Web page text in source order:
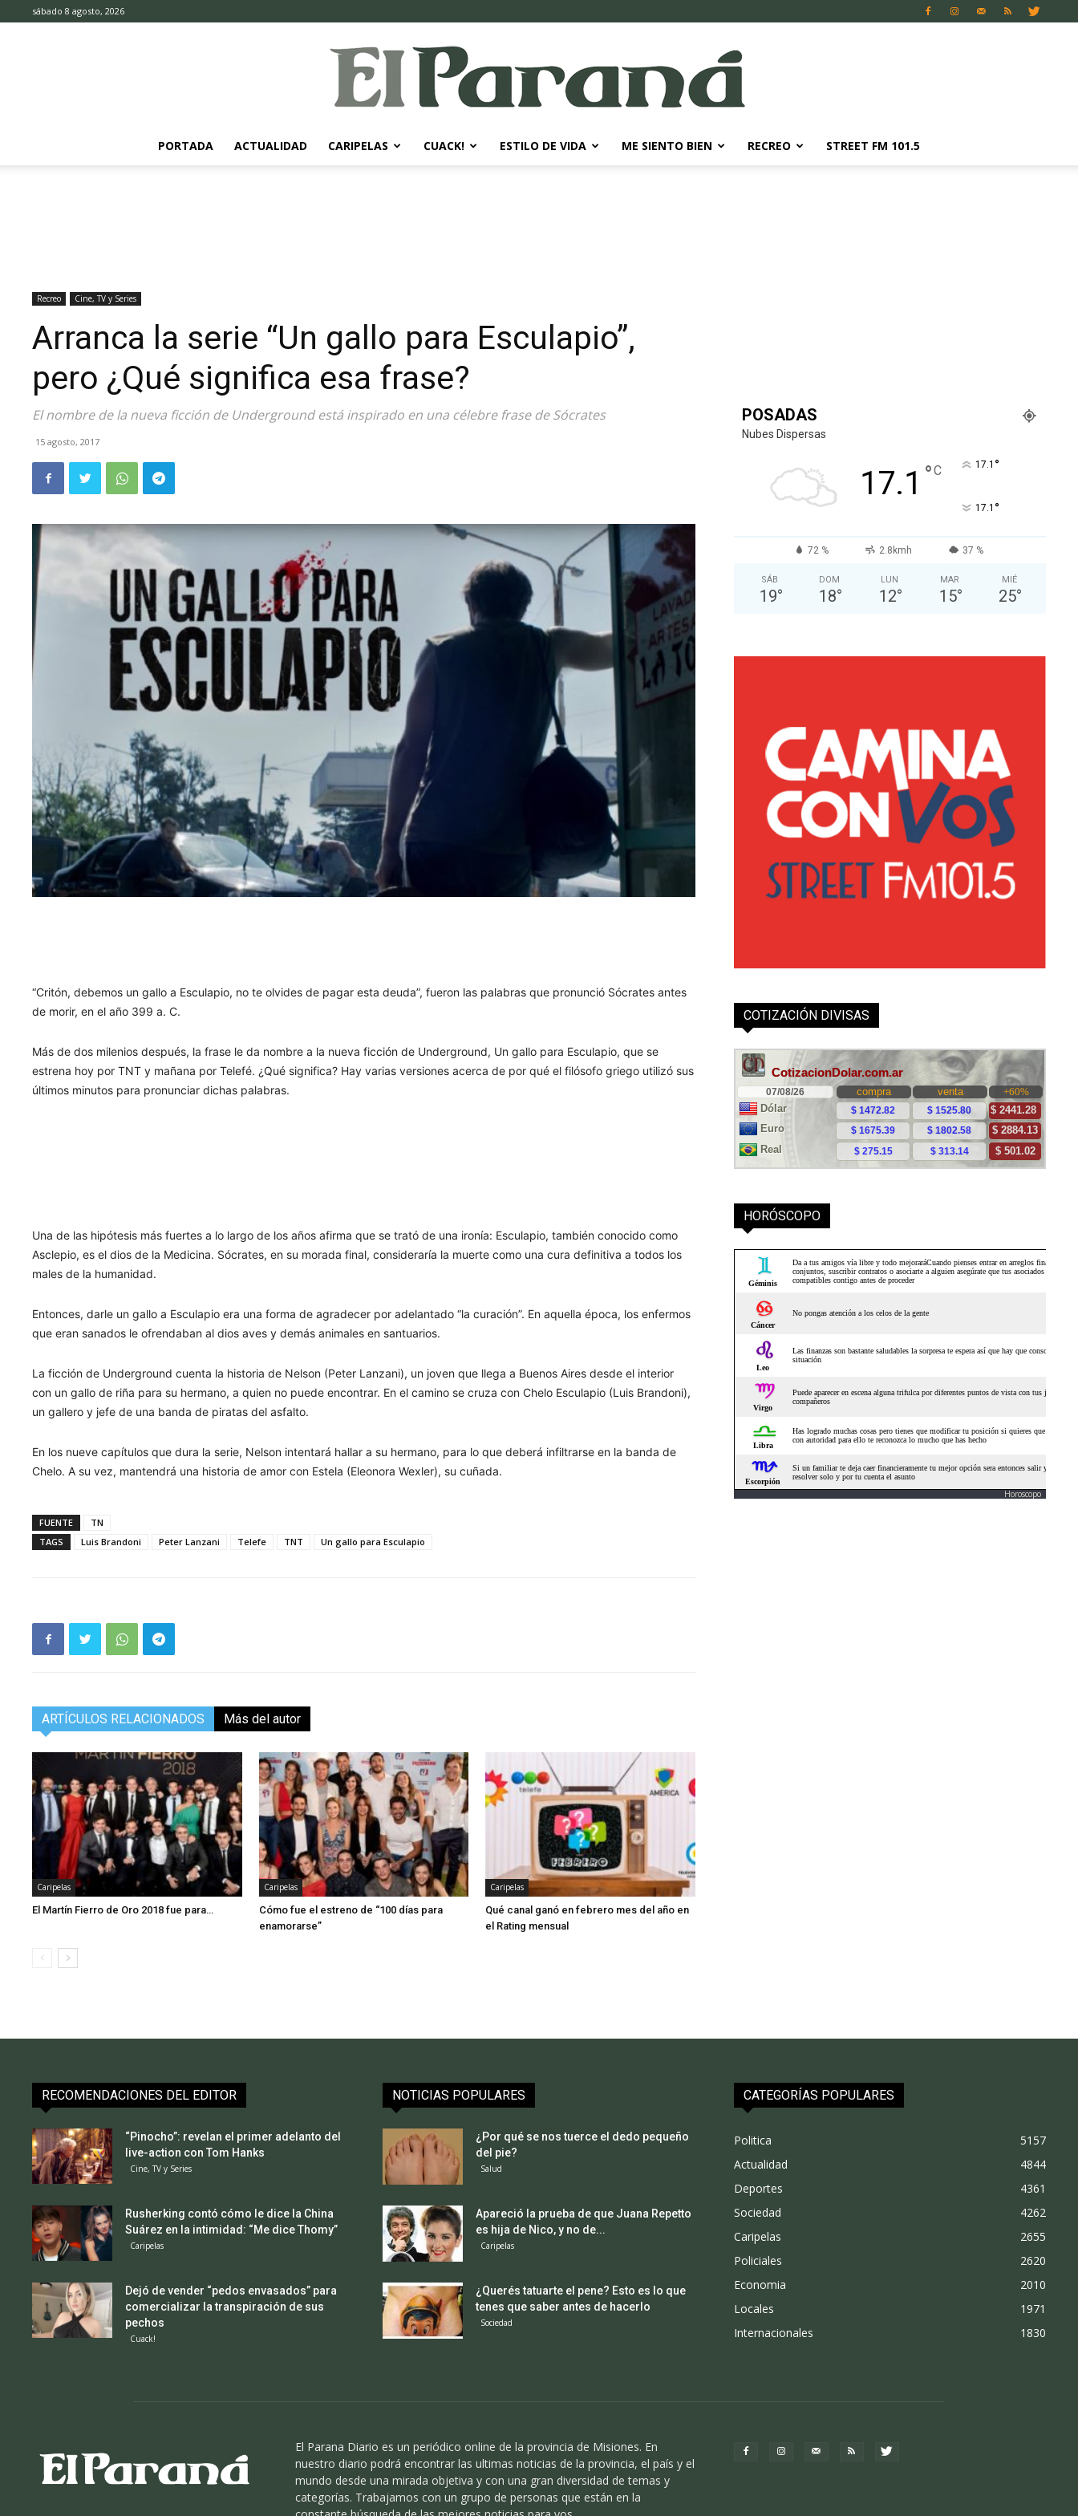
sábado 8 agosto, 2026
PORTADA ACTUALIDAD CARIPELAS CUACK! ESTILO DE VIDA ME SIENTO BIEN RECREO STREET FM 101.5
Recreo Cine, TV y Series
Arranca la serie “Un gallo para Esculapio”,
pero ¿Qué significa esa frase?
El nombre de la nueva ficción de Underground está inspirado en una célebre frase de Sócrates
15 agosto, 2017
“Critón, debemos un gallo a Esculapio, no te olvides de pagar esta deuda”, fueron las palabras que pronunció Sócrates antes
de morir, en el año 399 a. C.
Más de dos milenios después, la frase le da nombre a la nueva ficción de Underground, Un gallo para Esculapio, que se
estrena hoy por TNT y mañana por Telefé. ¿Qué significa? Hay varias versiones acerca de por qué el filósofo griego utilizó sus
últimos minutos para pronunciar dichas palabras.
Una de las hipótesis más fuertes a lo largo de los años afirma que se trató de una ironía: Esculapio, también conocido como
Asclepio, es el dios de la Medicina. Sócrates, en su morada final, consideraría la muerte como una cura definitiva a todos los
males de la humanidad.
Entonces, darle un gallo a Esculapio era una forma de agradecer por adelantado “la curación”. En aquella época, los enfermos
que eran sanados le ofrendaban al dios aves y demás animales en santuarios.
La ficción de Underground cuenta la historia de Nelson (Peter Lanzani), un joven que llega a Buenos Aires desde el interior
con un gallo de riña para su hermano, a quien no puede encontrar. En el camino se cruza con Chelo Esculapio (Luis Brandoni),
un gallero y jefe de una banda de piratas del asfalto.
En los nueve capítulos que dura la serie, Nelson intentará hallar a su hermano, para lo que deberá infiltrarse en la banda de
Chelo. A su vez, mantendrá una historia de amor con Estela (Eleonora Wexler), su cuñada.
FUENTE
TN
TAGS
Luis Brandoni Peter Lanzani Telefe TNT Un gallo para Esculapio
ARTÍCULOS RELACIONADOS Más del autor
Caripelas
El Martín Fierro de Oro 2018 fue para…
Caripelas
Cómo fue el estreno de “100 días para
enamorarse”
Caripelas
Qué canal ganó en febrero mes del año en
el Rating mensual
POSADAS
Nubes Dispersas
17.1 °C 17.1 °
17.1 °
72 % 2.8kmh 37 %
SÁB
19°
DOM
18°
LUN
12°
MAR
15°
MIÉ
25°
COTIZACIÓN DIVISAS
HORÓSCOPO
Horoscopo
RECOMENDACIONES DEL EDITOR
“Pinocho”: revelan el primer adelanto del
live-action con Tom Hanks
Cine, TV y Series
Rusherking contó cómo le dice la China
Suárez en la intimidad: “Me dice Thomy”
Caripelas
Dejó de vender “pedos envasados” para
comercializar la transpiración de sus
pechos
Cuack!
NOTICIAS POPULARES
¿Por qué se nos tuerce el dedo pequeño
del pie?
Salud
Apareció la prueba de que Juana Repetto
es hija de Nico, y no de...
Caripelas
¿Querés tatuarte el pene? Esto es lo que
tenes que saber antes de hacerlo
Sociedad
CATEGORÍAS POPULARES
Politica
5157
Actualidad
4844
Deportes
4361
Sociedad
4262
Caripelas
2655
Policiales
2620
Economia
2010
Locales
1971
Internacionales
1830
El Parana Diario es un periódico online de la provincia de Misiones. En
nuestro diario podrá encontrar las ultimas noticias de la provincia, el país y el
mundo desde una mirada objetiva y con una gran diversidad de temas y
categorías. Trabajamos con un grupo de personas que están en la